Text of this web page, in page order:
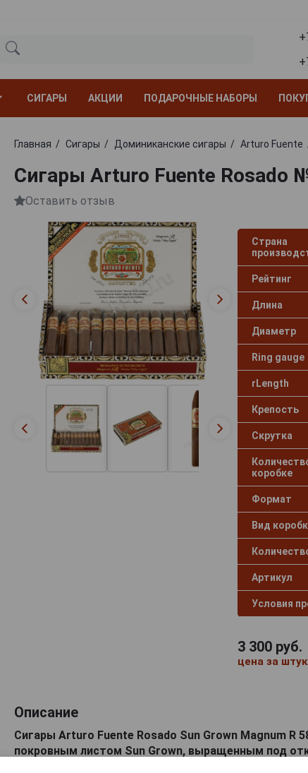
СИГАРЫ АКЦИИ ПОДАРОЧНЫЕ НАБОРЫ
Главная Сигары Доминиканские сигары Arturo Fuente
Сигары Arturo Fuente Rosado
Оставить отзыв
Страна
Рейтинг
Длина
Диаметр
Ring gauge
rLength
Крепость
Скрутка
коробке
Формат
Вид
Артикул
Условия
3 300руб.
цена за
Описание
Сигары Arturo Fuente Rosado Sun Grown Magnum R
покровным листом Sun Grown, выращенным под